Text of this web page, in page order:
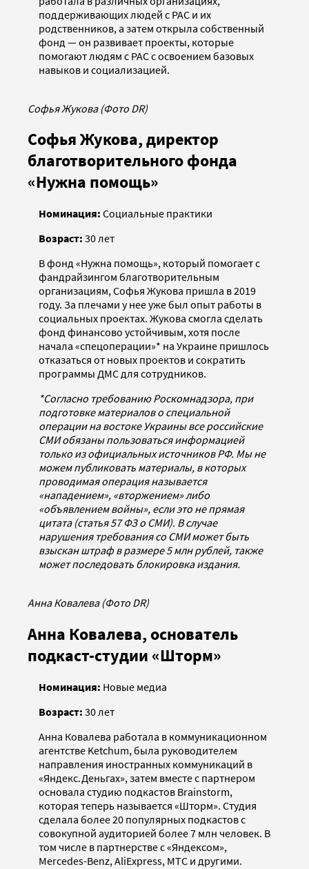
поддерживающих людей с РАС и их
родственников, а затем открыла собственный
фонд — он развивает проекты, которые
помогают людям с РАС с освоением базовых
навыков и социализацией.
Софья Жукова (Фото DR)
Софья Жукова, директор
благотворительного фонда
«Нужна помощь»
Номинация: Социальные практики
Возраст: 30 лет
В фонд «Нужна помощь», который помогает с
фандрайзингом благотворительным
организациям, Софья Жукова пришла в 2019
году. За плечами у нее уже был опыт работы в
социальных проектах. Жукова смогла сделать
фонд финансово устойчивым, хотя после
начала «спецоперации»* на Украине пришлось
отказаться от новых проектов и сократить
программы ДМС для сотрудников.
*Согласно требованию Роскомнадзора, при
подготовке материалов о специальной
операции на востоке Украины все российские
СМИ обязаны пользоваться информацией
только из официальных источников РФ. Мы не
можем публиковать материалы, в которых
проводимая операция называется
«нападением», «вторжением» либо
«объявлением войны», если это не прямая
цитата (статья 57 ФЗ о СМИ). В случае
нарушения требования со СМИ может быть
взыскан штраф в размере 5 млн рублей, также
может последовать блокировка издания.
Анна Ковалева (Фото DR)
Анна Ковалева, основатель
подкаст-студии «Шторм»
Номинация: Новые медиа
Возраст: 30 лет
Анна Ковалева работала в коммуникационном
агентстве Ketchum, была руководителем
направления иностранных коммуникаций в
«Яндекс.Деньгах», затем вместе с партнером
основала студию подкастов Brainstorm,
которая теперь называется «Шторм». Студия
сделала более 20 популярных подкастов с
совокупной аудиторией более 7 млн человек. В
том числе в партнерстве с «Яндексом»,
Mercedes-Benz, AliExpress, МТС и другими.